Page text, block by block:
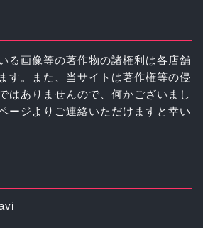
る画像等の著作物の諸権利は各店舗
す。また、当サイトは著作権等の侵
はありませんので、何かございまし
ージよりご連絡いただけますと幸い